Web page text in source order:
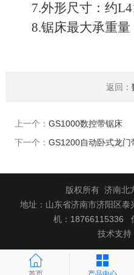
7.外形尺寸：约
8.锯床最大承重量
返回：
上一个： GS1000数控带锯床
下一个： GS1200自动卧式龙门
版权所有 济南北
地址：山东省济南市济阳区
机： 18766115336
技术支持
 